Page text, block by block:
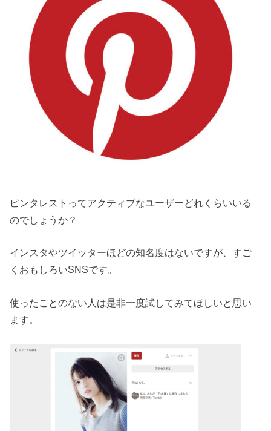
ピンタレストってアクティブなユーザーどれくらいいる
のでしょうか？
インスタやツイッターほどの知名度はないですが、すご
くおもしろいSNSです。
使ったことのない人は是非一度試してみてほしいと思い
ます。